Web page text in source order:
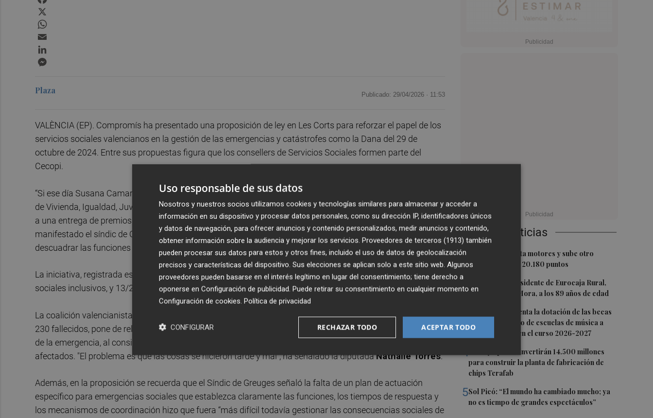
Últimas Noticias
1
El Ibex 35 aprieta motores y sube otro
0,62%, hasta los 20.180 puntos
2
Fallece el expresidente de Eurocaja Rural,
Andrés Gómez Mora, a los 89 años de edad
CaixaBank aumenta la dotación de las becas
para el alumnado de escuelas de música a
275.000 euros en el curso 2026-2027
4 Tesla y SpaceX invertirán 14.500 millones
para construir la planta de fabricación de
chips Terafab
5Sol Picó: “El mundo ha cambiado mucho; ya
no es tiempo de grandes espectáculos”
Plaza Publicado: 29/04/2026 · 11:53
VALÈNCIA (EP). Compromís ha presentado una proposición de ley en Les Corts para reforzar el papel de los
servicios sociales valencianos en la gestión de las emergencias y catástrofes como la Dana del 29 de
octubre de 2024. Entre sus propuestas figura que los consellers de Servicios Sociales formen parte del
Cecopi.
“Si ese día Susana Camarero [consellera de Servicios Sociales durante la Dana y actualmente responsable
de Vivienda, Igualdad, Juventud y Empleo] hubiera estado ahí, en el Cecopi, probablemente no se habría ido
a una entrega de premios ante el volumen de llamadas al 112 y muchas vidas no se habrían perdido”, ha
manifestado el síndic de Compromís,Joan Baldoví, quien ha sostenido que “una consellera más no
descuadrar las funciones del Cecopi”.
La iniciativa, registrada este pasado martes, propone modificar las leyes valencianas 3/2019, de servicios
sociales inclusivos, y 13/2010 de protección civil y gestión de emergencias.
La coalición valencianista considera que la experiencia vivida por el pueblo valenciano en la dana, que causó
230 fallecidos, pone de relieve la falta de integración del sistema público de servicios sociales en la gestión
de la emergencia, al considerar que se entorpeció la prevención de la catástrofe y la atención a los
afectados. "El problema es que las cosas se hicieron tarde y mal", ha señalado la diputadaNathalie Torres.
Además, en la proposición se recuerda que el Síndic de Greuges señaló la falta de un plan de actuación
específico para emergencias sociales que establezca claramente las funciones, los tiempos de respuesta y
los mecanismos de coordinación hizo que fuera “más difícil todavía gestionar las consecuencias sociales de
Uso responsable de sus datos
Nosotros y nuestros socios utilizamos cookies y tecnologías similares para almacenar y acceder a
información en su dispositivo y procesar datos personales, como su dirección IP, identificadores únicos
y datos de navegación, para ofrecer anuncios y contenido personalizados, medir anuncios y contenido,
obtener información sobre la audiencia y mejorar los servicios. Proveedores de terceros (1913) también
pueden procesar sus datos para estos y otros fines, incluido el uso de datos de geolocalización
precisos y características del dispositivo. Sus elecciones se aplican solo a este sitio web. Algunos
proveedores pueden basarse en el interés legítimo en lugar del consentimiento; tiene derecho a
oponerse en Configuración de publicidad. Puede retirar su consentimiento en cualquier momento en
Configuración de cookies. Política de privacidad
ACEPTAR TODO
RECHAZAR TODO
CONFIGURAR